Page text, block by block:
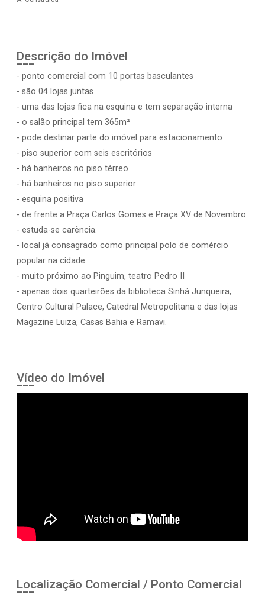
Descrição do Imóvel
- ponto comercial com 10 portas basculantes
- são 04 lojas juntas
- uma das lojas fica na esquina e tem separação interna
- o salão principal tem 365m²
- pode destinar parte do imóvel para estacionamento
- piso superior com seis escritórios
- há banheiros no piso térreo
- há banheiros no piso superior
- esquina positiva
- de frente a Praça Carlos Gomes e Praça XV de Novembro
- estuda-se carência.
- local já consagrado como principal polo de comércio
popular na cidade
- muito próximo ao Pinguim, teatro Pedro II
- apenas dois quarteirões da biblioteca Sinhá Junqueira,
Centro Cultural Palace, Catedral Metropolitana e das lojas
Magazine Luiza, Casas Bahia e Ramavi.
Vídeo do Imóvel
Localização Comercial / Ponto Comercial